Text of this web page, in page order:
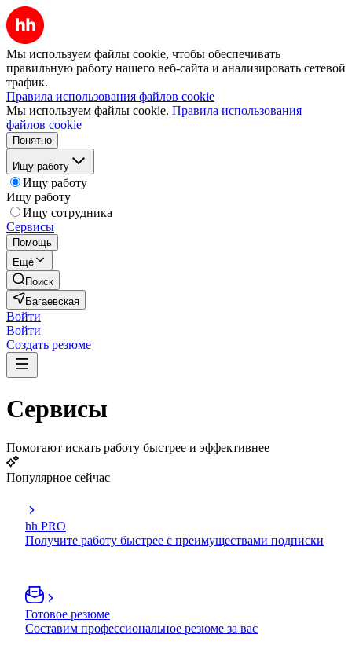
Мы используем файлы cookie, чтобы обеспечивать
правильную работу нашего веб-сайта и анализировать сетевой
трафик.
Правила использования файлов cookie
Мы используем файлы cookie. Правила использования
файлов cookie
Понятно
Ищу работу
Ищу работу
Ищу работу
Ищу сотрудника
Сервисы
Помощь
Ещё
Поиск
Багаевская
Войти
Войти
Создать резюме
Сервисы
Помогают искать работу быстрее и эффективнее
Популярное сейчас
hh PRO
Получите работу быстрее с преимуществами подписки
Готовое резюме
Составим профессиональное резюме за вас